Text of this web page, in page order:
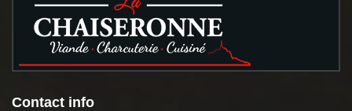
Contact info